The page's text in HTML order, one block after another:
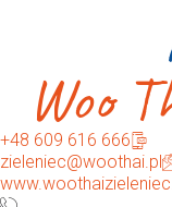
Woo
+48 609 616 666
zieleniec@woothai.pl